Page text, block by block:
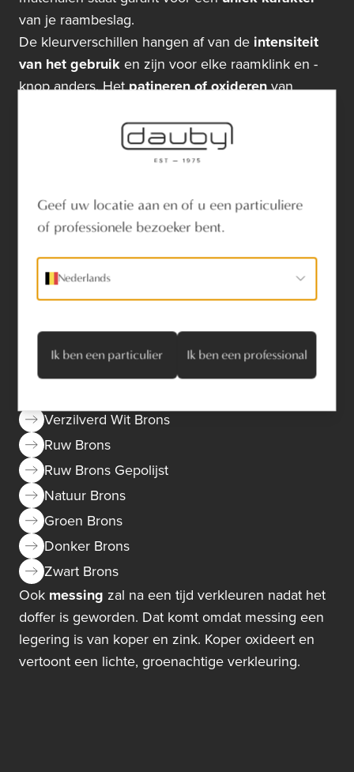
van je raambeslag.
De kleurverschillen hangen af van de intensiteit
van het gebruik en zijn voor elke raamklink en -
knop anders. Hetpatineren of oxiderenvan
externe factoren zoals luchtvochtigheid en
luchtkwaliteit. Dit verschijnsel is voornamelijk
we hieronder even op voor jou:
Verzilverd Wit Brons
Ruw Brons
Ruw Brons Gepolijst
Natuur Brons
Groen Brons
Donker Brons
Zwart Brons
Ook messing zal na een tijd verkleuren nadat het
doffer is geworden. Dat komt omdat messing een
legering is van koper en zink. Koper oxideert en
vertoont een lichte, groenachtige verkleuring.
Geef uw locatie aan en of u een particuliere
of professionele bezoeker bent.
Nederlands
Ik ben een particulier Ik ben een professional